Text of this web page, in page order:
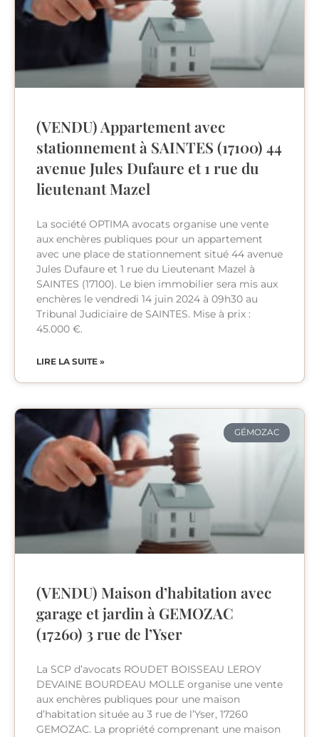
(VENDU) Appartement avec
stationnement à SAINTES (17100) 44
avenue Jules Dufaure et 1 rue du
lieutenant Mazel
La société OPTIMA avocats organise une vente
aux enchères publiques pour un appartement
avec une place de stationnement situé 44 avenue
Jules Dufaure et 1 rue du Lieutenant Mazel à
SAINTES (17100). Le bien immobilier sera mis aux
enchères le vendredi 14 juin 2024 à 09h30 au
Tribunal Judiciaire de SAINTES. Mise à prix :
45.000 €.
LIRE LA SUITE »
GÉMOZAC
(VENDU) Maison d’habitation avec
garage et jardin à GEMOZAC
(17260) 3 rue de l’Yser
La SCP d’avocats ROUDET BOISSEAU LEROY
DEVAINE BOURDEAU MOLLE organise une vente
aux enchères publiques pour une maison
d’habitation située au 3 rue de l’Yser, 17260
GEMOZAC. La propriété comprenant une maison